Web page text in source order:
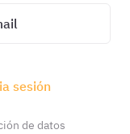
sesión
de datos